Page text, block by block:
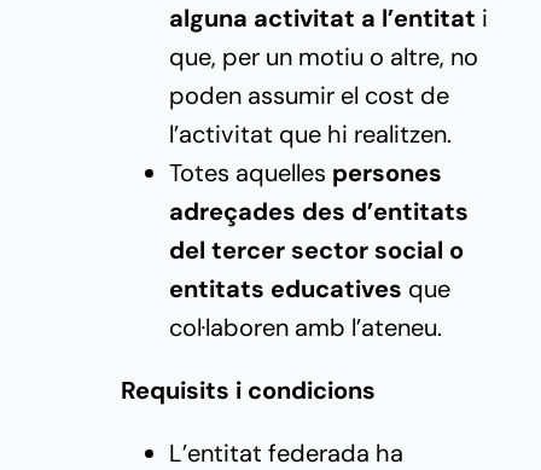
alguna activitat a l’entitat i
que, per un motiu o altre, no
poden assumir el cost de
l’activitat que hi realitzen.
Totes aquelles persones
adreçades des d’entitats
del tercer sector social o
entitats educatives que
col·laboren amb l’ateneu.
Requisits i condicions
L’entitat federada ha